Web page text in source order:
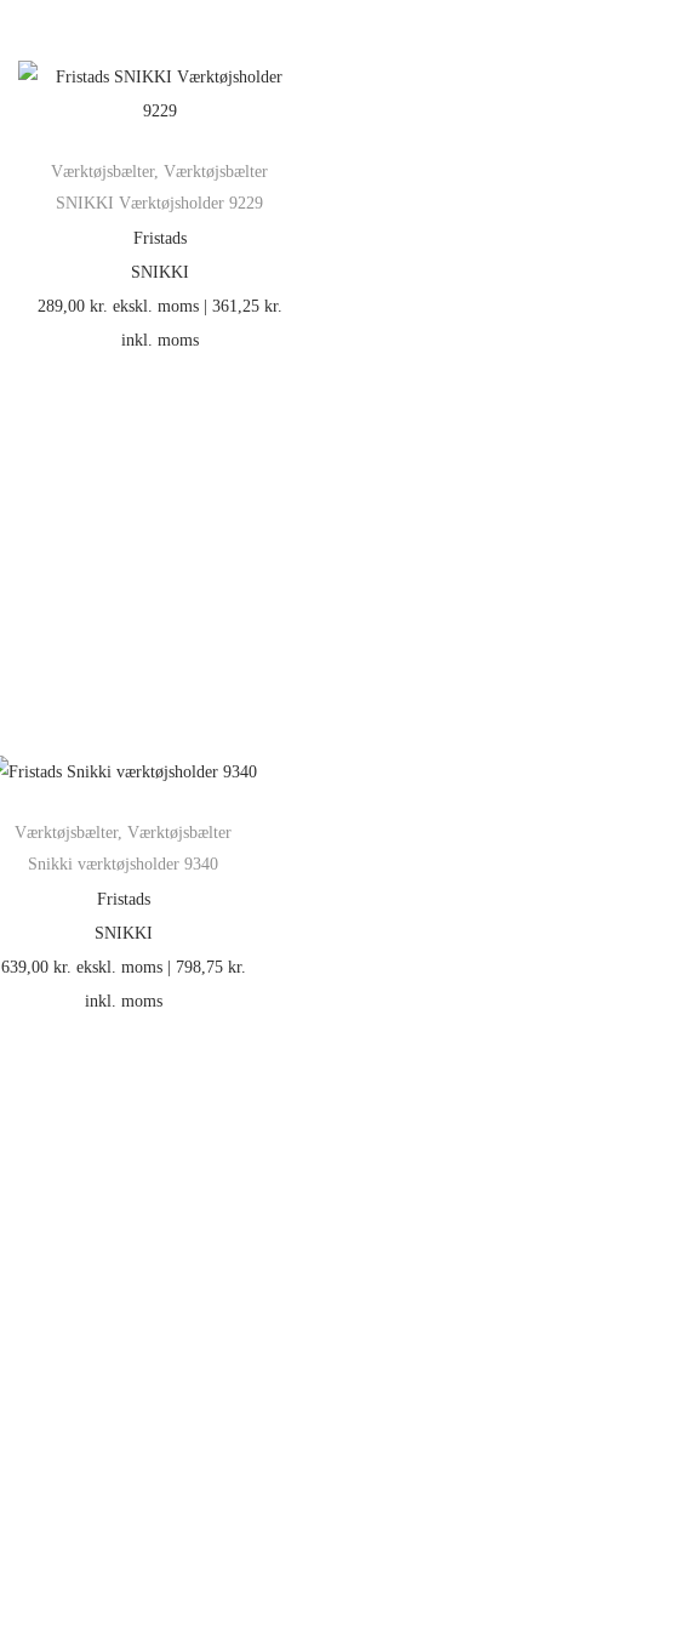
Værktøjsbælter,Værktøjsbælter
SNIKKI Værktøjsholder 9229
Fristads
SNIKKI
289,00 kr. ekskl. moms | 361,25 kr.
inkl. moms
Værktøjsbælter,Værktøjsbælter
Snikki værktøjsholder 9340
Fristads
SNIKKI
639,00 kr. ekskl. moms | 798,75 kr.
inkl. moms